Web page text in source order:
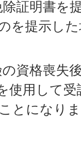
除証明書を
を提示し
の資格喪失
使用して
とになり